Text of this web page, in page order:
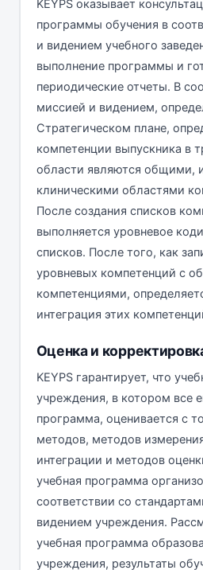
KEYPS оказывает
программы обучения в
и видением учебного
выполнение программы и
периодические отчеты. В
миссией и видением,
Стратегическом плане,
компетенции выпускника в
области являются общими,
клиническими областями
После создания списков
выполняется уровневое
списков. После того, как
уровневых компетенций с
компетенциями,
интеграция этих
Оценка и
KEYPS гарантирует, что
учреждения, в котором все
программа, оценивается с
методов, методов
интеграции и методов
учебная программа
соответствии со
видением учреждения.
учебная программа
учреждения, результаты